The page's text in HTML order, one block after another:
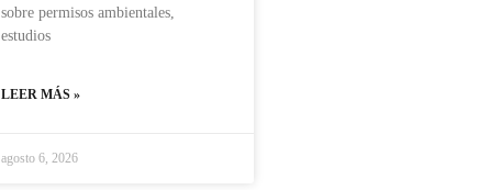
sobre permisos ambientales,
estudios
LEER MÁS »
agosto 6, 2026